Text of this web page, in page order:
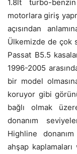
1.8lt turbo-
motorlara giriş
açısından
Ülkemizde de çok
Passat B5.5
1996-2005
bir model
koruyor gibi
bağlı olmak
donanım
Highline
ahşap